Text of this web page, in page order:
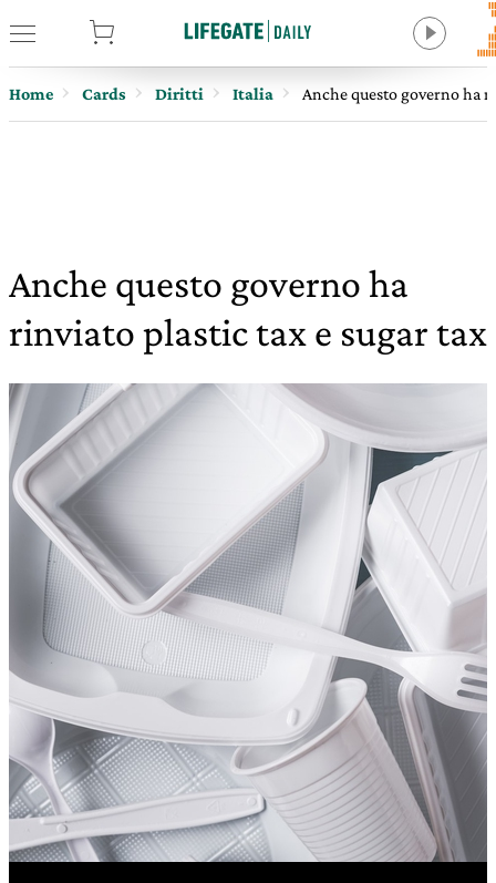
Home Cards Diritti Italia Anche questo governo ha
Anche questo governo ha
rinviato plastic tax e sugar tax